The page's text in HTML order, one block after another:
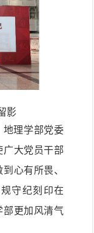
影
地理学部党委
大党员干部
心有所畏、
守纪刻印在
部更加风清气